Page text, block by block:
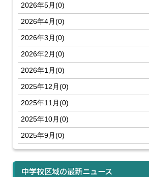
2026年5月(0)
2026年4月(0)
2026年3月(0)
2026年2月(0)
2026年1月(0)
2025年12月(0)
2025年11月(0)
2025年10月(0)
2025年9月(0)
中学校区域の最新ニュース